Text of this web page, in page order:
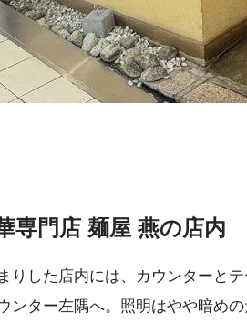
専門店 麺屋 燕の店内
りした店内には、カウンターと
ンター左隅へ。照明はやや暗め